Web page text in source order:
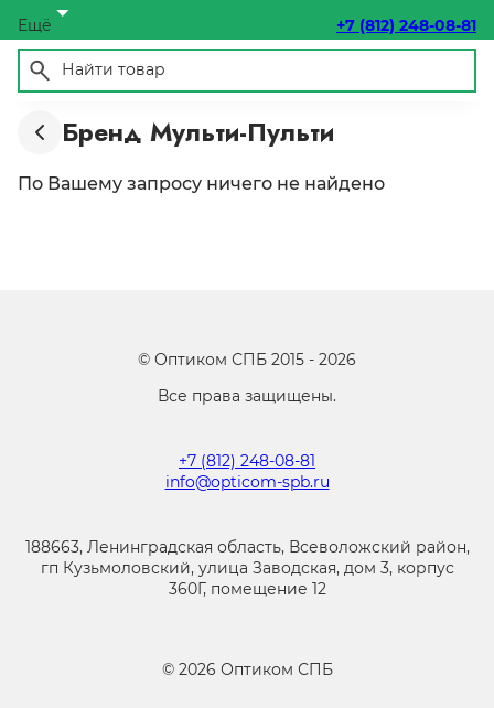
Ещё +7 (812) 248-08-81
Бренд Мульти-Пульти
По Вашему запросу ничего не найдено
© Оптиком СПБ 2015 - 2026
Все права защищены.
+7 (812) 248-08-81
info@opticom-spb.ru
188663, Ленинградская область, Всеволожский район,
гп Кузьмоловский, улица Заводская, дом 3, корпус
360Г, помещение 12
© 2026 Оптиком СПБ